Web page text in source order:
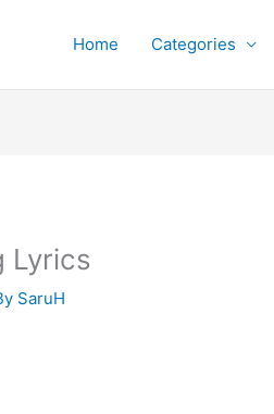
Home Categories
Lyrics
SaruH